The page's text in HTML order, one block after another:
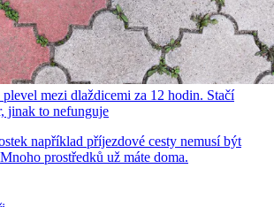
plevel mezi dlaždicemi za 12 hodin. Stačí
jinak to nefunguje
například příjezdové cesty nemusí být
prostředků už máte doma.